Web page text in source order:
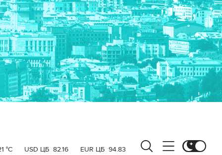
°C USD ЦБ 82.16 EUR ЦБ 94.83